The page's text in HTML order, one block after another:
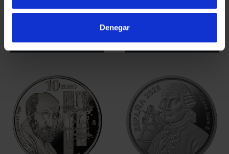
Denegar
140,00 € 73,00 €